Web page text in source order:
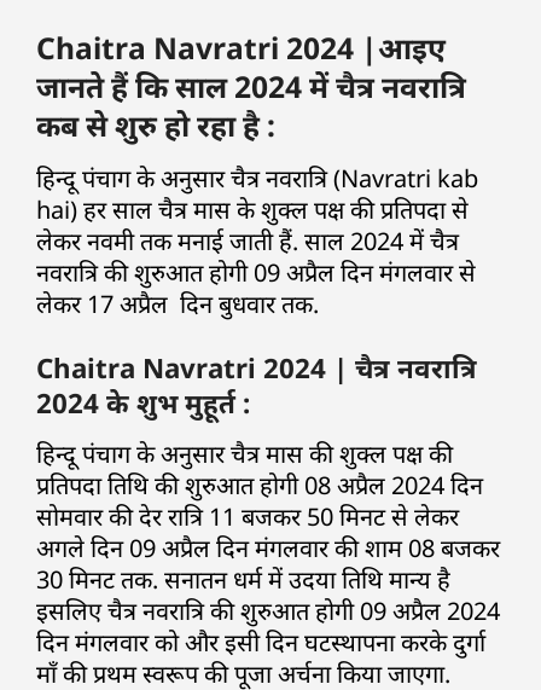
Chaitra Navratri 2024 |आइए
जानते हैं कि साल 2024 में चैत्र नवरात्रि
कब से शुरु हो रहा है :
हिन्दू पंचाग के अनुसार चैत्र नवरात्रि (Navratri kab
hai) हर साल चैत्र मास के शुक्ल पक्ष की प्रतिपदा से
लेकर नवमी तक मनाई जाती हैं. साल 2024 में चैत्र
नवरात्रि की शुरुआत होगी 09 अप्रैल दिन मंगलवार से
लेकर 17 अप्रैल दिन बुधवार तक.
Chaitra Navratri 2024 | चैत्र नवरात्रि
2024 के शुभ मुहूर्त :
हिन्दू पंचाग के अनुसार चैत्र मास की शुक्ल पक्ष की
प्रतिपदा तिथि की शुरुआत होगी 08 अप्रैल 2024 दिन
सोमवार की देर रात्रि 11 बजकर 50 मिनट से लेकर
अगले दिन 09 अप्रैल दिन मंगलवार की शाम 08 बजकर
30 मिनट तक. सनातन धर्म में उदया तिथि मान्य है
इसलिए चैत्र नवरात्रि की शुरुआत होगी 09 अप्रैल 2024
दिन मंगलवार को और इसी दिन घटस्थापना करके दुर्गा
माँ की प्रथम स्वरूप की पूजा अर्चना किया जाएगा.